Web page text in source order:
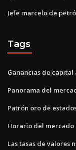
Jefe marcelo de
Tags
Ganancias de
Panorama del
Patrón oro de
Horario del mercado
Las tasas de valores